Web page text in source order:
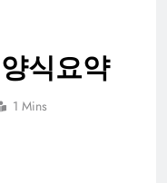
식요약
1 Mins